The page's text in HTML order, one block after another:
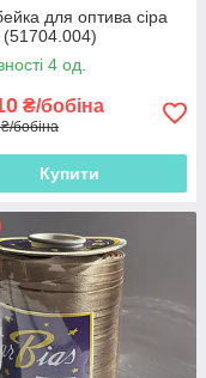
для оптива сіра
(51704.004)
4 од.
₴/бобіна
бобіна
Купити